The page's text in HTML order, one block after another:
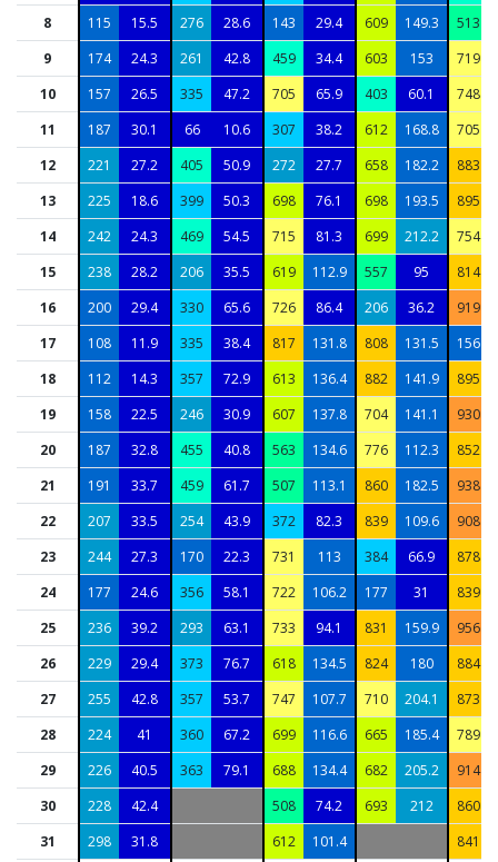
8
115 15.5 276 28.6 143 29.4 609 149.3
513
9
174 24.3 261 42.8 459 34.4 603 153 719
10
157 26.5 335 47.2 705 65.9 403 60.1 748
11
187 30.1 66 10.6 307 38.2 612 168.8 705
12
221 27.2 405 50.9 272 27.7 658 182.2 883
13
225 18.6 399 50.3 698 76.1 698 193.5 895
14
242 24.3 469 54.5 715 81.3 699 212.2 754
15
238 28.2 206 35.5 619 112.9 557 95 814
16
200 29.4 330 65.6 726 86.4 206 36.2 919
17
108 11.9 335 38.4 817 131.8 808 131.5
156
18
112 14.3 357 72.9 613 136.4 882 141.9 895
19
158 22.5 246 30.9 607 137.8 704 141.1 930
20
187 32.8 455 40.8 563 134.6 776 112.3 852
21
191 33.7 459 61.7 507 113.1 860 182.5 938
22
207 33.5 254 43.9 372 82.3 839 109.6 908
23
244 27.3 170 22.3 731 113 384 66.9 878
24
177 24.6 356 58.1 722 106.2 177 31 839
25
236 39.2 293 63.1 733 94.1 831 159.9 956
26
229 29.4 373 76.7 618 134.5 824 180 884
27
255 42.8 357 53.7 747 107.7 710 204.1 873
28
224 41 360 67.2 699 116.6 665 185.4 789
29
226 40.5 363 79.1 688 134.4 682 205.2 914
30
228 42.4 508 74.2 693 212
860
31
298 31.8 612 101.4 841